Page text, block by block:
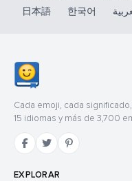
日本語
한국어
Cada emoji, cada
15 idiomas y más de 3,700
EXPLORAR